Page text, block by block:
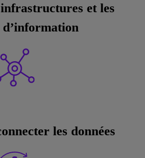
et les
d’information
les données